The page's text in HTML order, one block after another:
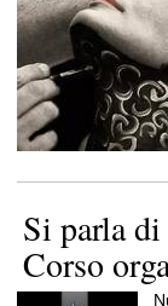
Si parla
Corso